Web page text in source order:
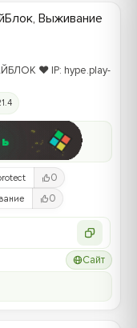
Выживание
❤️ IP: hype.play-
0
0
Сайт